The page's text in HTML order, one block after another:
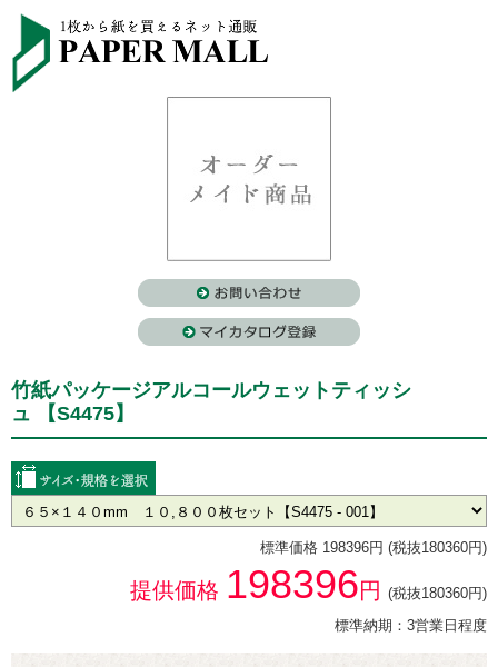
竹紙パッケージアルコールウェットティッシ
ュ 【S4475】
標準価格 198396円 (税抜180360円)
提供価格 198396円 (税抜180360円)
標準納期：3営業日程度